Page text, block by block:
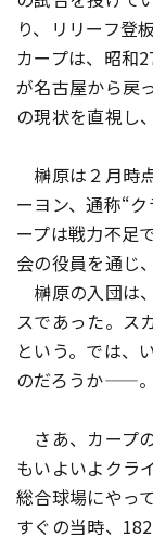
り、リリーフ登
カープは、昭和
が名古屋から戻
の現状を直視し
榊原は２月時
ーヨン、通称“
ープは戦力不足
会の役員を通じ
榊原の入団は
スであった。ス
という。では、
のだろうか——。
さあ、カープ
もいよいよクラ
総合球場にやっ
すぐの当時、